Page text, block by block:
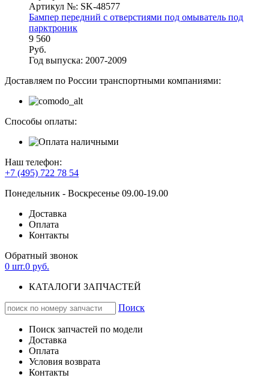
Артикул №: SK-48577
Бампер передний с отверстиями под омыватель под
парктроник
9 560
Руб.
Год выпуска: 2007-2009
Доставляем по России транспортными компаниями:
Способы оплаты:
Наш телефон:
+7 (495) 722 78 54
Понедельник - Воскресенье 09.00-19.00
Доставка
Оплата
Контакты
Обратный звонок
0 шт.0 руб.
КАТАЛОГИ ЗАПЧАСТЕЙ
Поиск
Поиск запчастей по модели
Доставка
Оплата
Условия возврата
Контакты